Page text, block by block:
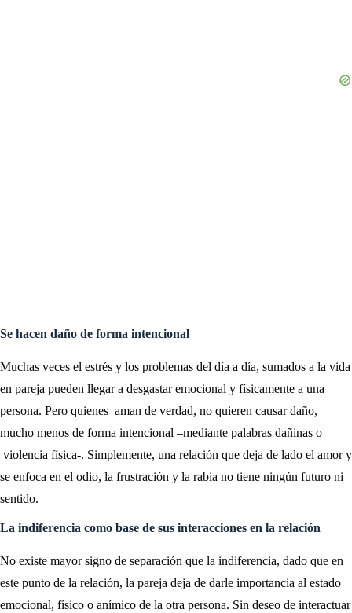
Se hacen daño de forma intencional
Muchas veces el estrés y los problemas del día a día, sumados a la vida
en pareja pueden llegar a desgastar emocional y físicamente a una
persona. Pero quienes aman de verdad, no quieren causar daño,
mucho menos de forma intencional –mediante palabras dañinas o
violencia física-. Simplemente, una relación que deja de lado el amor y
se enfoca en el odio, la frustración y la rabia no tiene ningún futuro ni
sentido.
La indiferencia como base de sus interacciones en la relación
No existe mayor signo de separación que la indiferencia, dado que en
este punto de la relación, la pareja deja de darle importancia al estado
emocional, físico o anímico de la otra persona. Sin deseo de interactuar